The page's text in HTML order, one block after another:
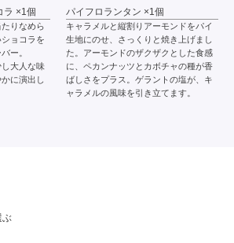
ラ ×1個
りなめら
ョコラを
ー。
大人な味
に演出し
パイフロランタン ×1個
キャラメルと縦割りアーモンドをパイ
生地にのせ、さっくりと焼き上げまし
た。アーモンドのザクザクとした食感
に、ペカンナッツとカボチャの種が香
ばしさをプラス。ゲラントの塩が、キ
ャラメルの風味を引き立てます。
ぶ